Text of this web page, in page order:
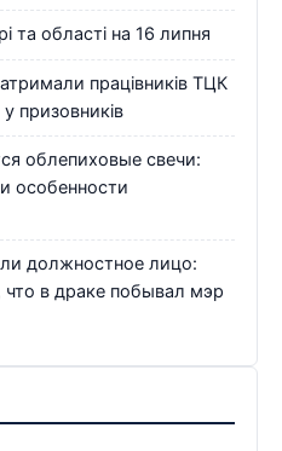
та області на 16 липня
працівників ТЦК
призовників
облепиховые свечи:
особенности
должностное лицо:
в драке побывал мэр